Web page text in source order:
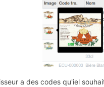
a des codes qu'iel